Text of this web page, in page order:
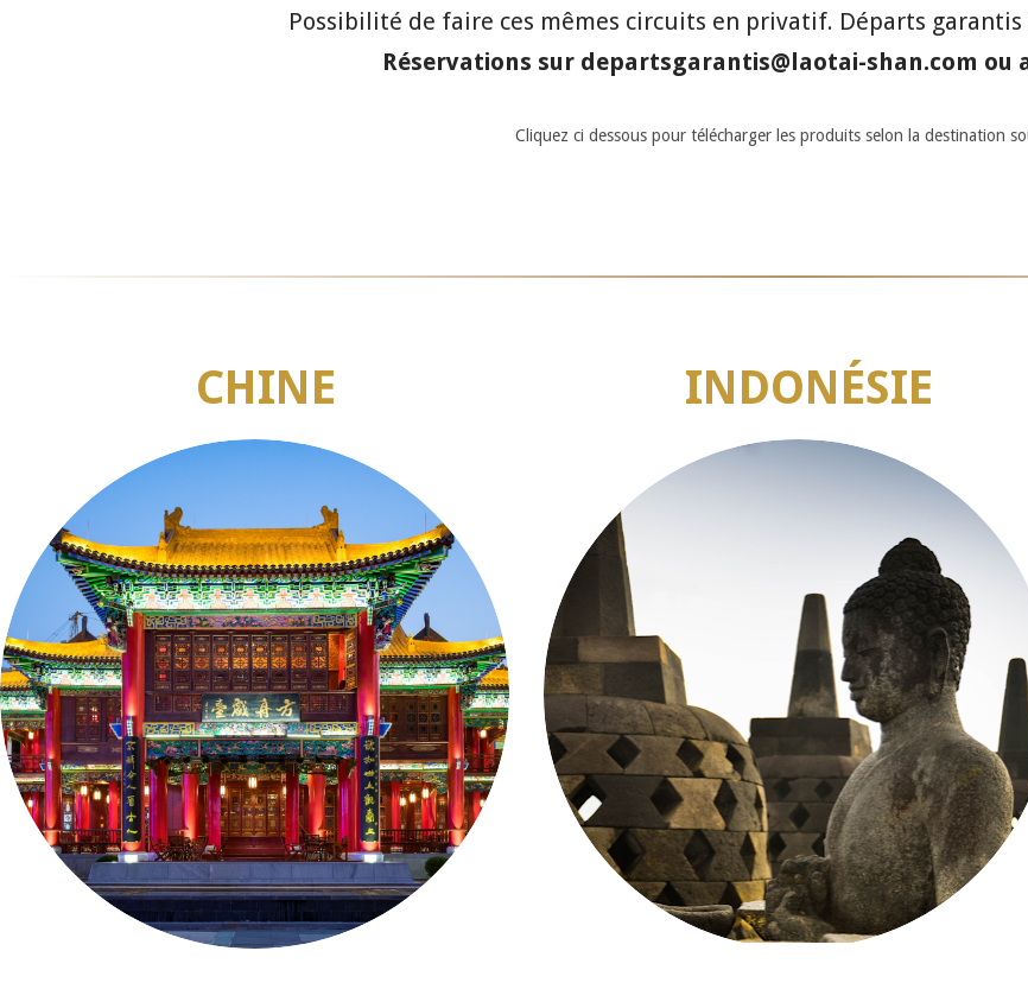
Possibilité de faire ces mêmes circuits en privatif. Départs
Réservations sur departsgarantis@laotai-shan.com ou
Cliquez ci dessous pour télécharger les produits selon la destination
CHINE INDONÉSIE